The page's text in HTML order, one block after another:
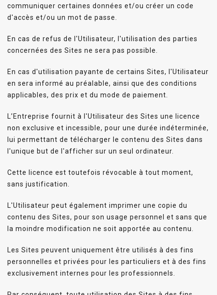
communiquer certaines données et/ou créer un code
d'accès et/ou un mot de passe.
En cas de refus de l'Utilisateur, l'utilisation des parties
concernées des Sites ne sera pas possible.
En cas d'utilisation payante de certains Sites, l'Utilisateur
en sera informé au préalable, ainsi que des conditions
applicables, des prix et du mode de paiement.
L’Entreprise fournit à l'Utilisateur des Sites une licence
non exclusive et incessible, pour une durée indéterminée,
lui permettant de télécharger le contenu des Sites dans
l'unique but de l'afficher sur un seul ordinateur.
Cette licence est toutefois révocable à tout moment,
sans justification.
L'Utilisateur peut également imprimer une copie du
contenu des Sites, pour son usage personnel et sans que
la moindre modification ne soit apportée au contenu.
Les Sites peuvent uniquement être utilisés à des fins
personnelles et privées pour les particuliers et à des fins
exclusivement internes pour les professionnels.